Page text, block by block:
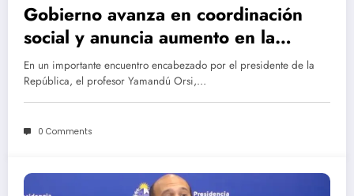
Gobierno avanza en coordinación
social y anuncia aumento en la
Tarjeta Uruguay Social
En un importante encuentro encabezado por el presidente de la
República, el profesor Yamandú Orsi,…
0 Comments